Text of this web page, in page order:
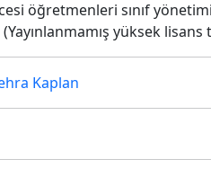
öğretmenleri sınıf
yüksek
Kaplan